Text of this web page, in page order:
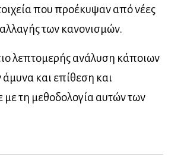
που προέκυψαν από νέες
των κανονισμών.
λεπτομερής ανάλυση κάποιων
άμυνα και επίθεση και
τη μεθοδολογία αυτών των